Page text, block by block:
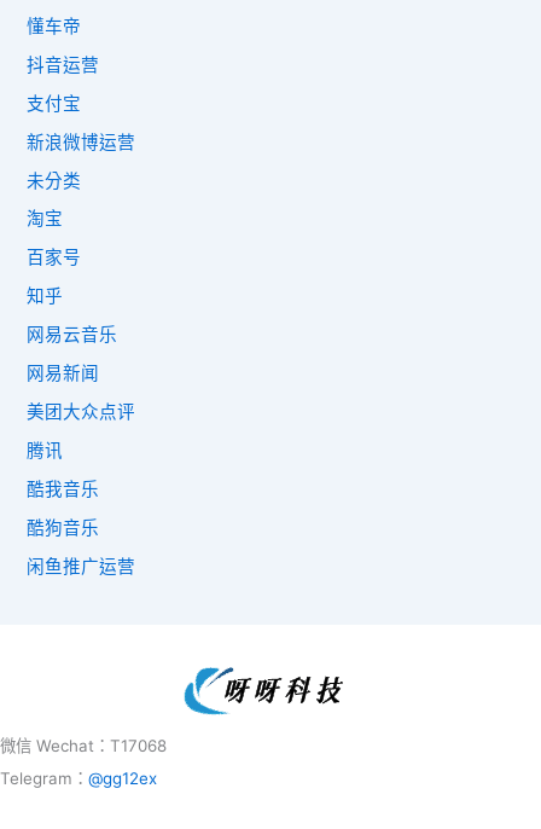
懂车帝
抖音运营
支付宝
新浪微博运营
未分类
淘宝
百家号
知乎
网易云音乐
网易新闻
美团大众点评
腾讯
酷我音乐
酷狗音乐
闲鱼推广运营
微信 Wechat：T17068
Telegram： @gg12ex